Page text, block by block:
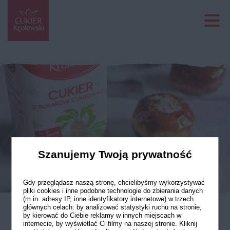
Szanujemy Twoją prywatność
Gdy przeglądasz naszą stronę, chcielibyśmy wykorzystywać
pliki cookies i inne podobne technologie do zbierania danych
(m.in. adresy IP, inne identyfikatory internetowe) w trzech
głównych celach: by analizować statystyki ruchu na stronie,
by kierować do Ciebie reklamy w innych miejscach w
internecie, by wyświetlać Ci filmy na naszej stronie. Kliknij